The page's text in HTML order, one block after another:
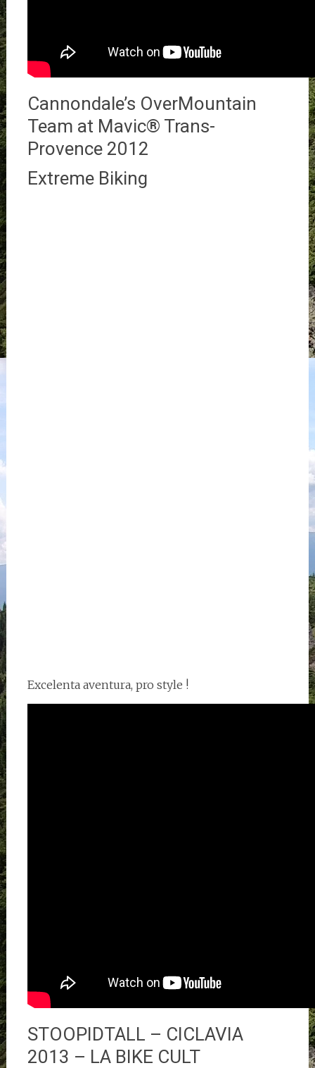
Cannondale’s OverMountain
Team at Mavic® Trans-
Provence 2012
Extreme Biking
Excelenta aventura, pro style !
STOOPIDTALL – CICLAVIA
2013 – LA BIKE CULT